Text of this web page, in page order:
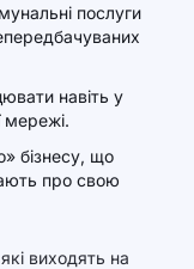
послуги
навіть у
мережі.
бізнесу, що
про свою
виходять на